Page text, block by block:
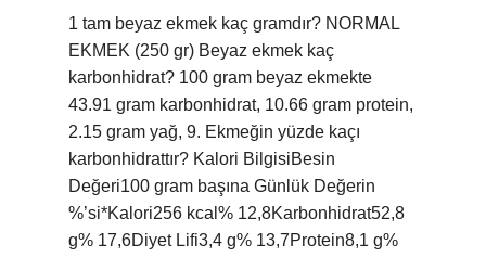
1 tam beyaz ekmek kaç gramdır? NORMAL
EKMEK (250 gr) Beyaz ekmek kaç
karbonhidrat? 100 gram beyaz ekmekte
43.91 gram karbonhidrat, 10.66 gram protein,
2.15 gram yağ, 9. Ekmeğin yüzde kaçı
karbonhidrattır? Kalori BilgisiBesin
Değeri100 gram başına Günlük Değerin
%’si*Kalori256 kcal% 12,8Karbonhidrat52,8
g% 17,6Diyet Lifi3,4 g% 13,7Protein8,1 g%